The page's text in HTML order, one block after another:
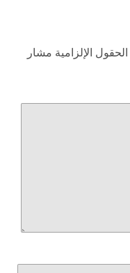
الحقول الإلزامية مشار